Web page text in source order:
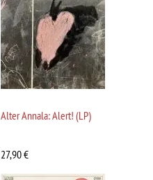
Alter Annala: Alert! (LP)
27,90€